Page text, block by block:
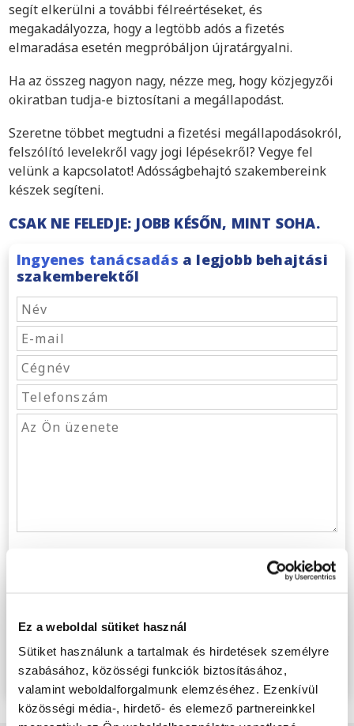
Ez a weboldal sütiket használ
Sütiket használunk a tartalmak és hirdetések személyre
szabásához, közösségi funkciók biztosításához,
valamint weboldalforgalmunk elemzéséhez. Ezenkívül
közösségi média-, hirdető- és elemező partnereinkkel
segít elkerülni a további félreértéseket, és
megakadályozza, hogy a legtöbb adós a fizetés
elmaradása esetén megpróbáljon újratárgyalni.
Ha az összeg nagyon nagy, nézze meg, hogy közjegyzői
okiratban tudja-e biztosítani a megállapodást.
Szeretne többet megtudni a fizetési megállapodásokról,
felszólító levelekről vagy jogi lépésekről? Vegye fel
velünk a kapcsolatot! Adósságbehajtó szakembereink
készek segíteni.
CSAK NE FELEDJE: JOBB KÉSŐN, MINT SOHA.
Ingyenes tanácsadás a legjobb behajtási
szakemberektől
adatvédelmi nyilatkozattal
Valós intézkedéseka kifizetések behajtására
Alegjobb eredményeka legalacsonyabb költségekért